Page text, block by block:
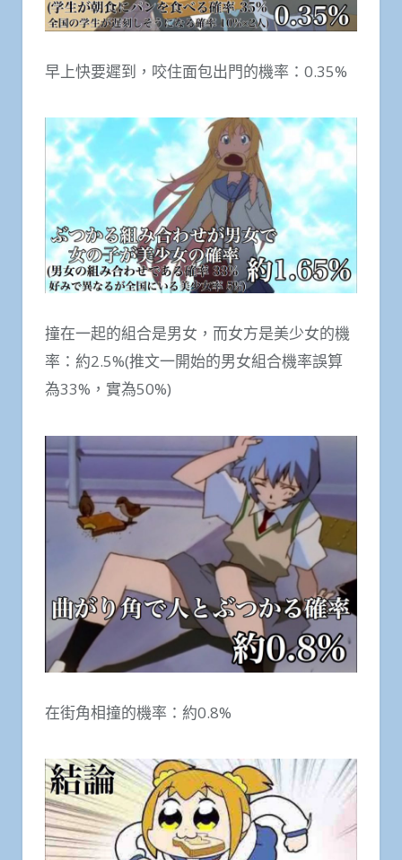
早上快要遲到，咬住面包出門的機率：0.35%
撞在一起的組合是男女，而女方是美少女的機
率：約2.5%(推文一開始的男女組合機率誤算
為33%，實為50%)
在街角相撞的機率：約0.8%